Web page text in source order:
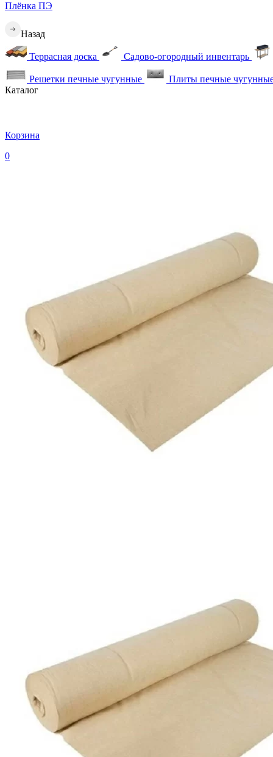
Плёнка ПЭ
Назад
Террасная доска Садово-огородный инвентарь
Решетки печные чугунные
Плиты печные
Каталог
Корзина
0